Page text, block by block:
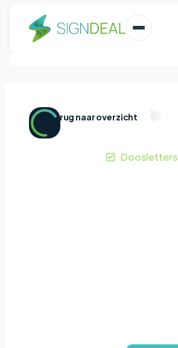
Terug naar overzicht
Home|Projecten|Karpack
Karpack
Doosletters